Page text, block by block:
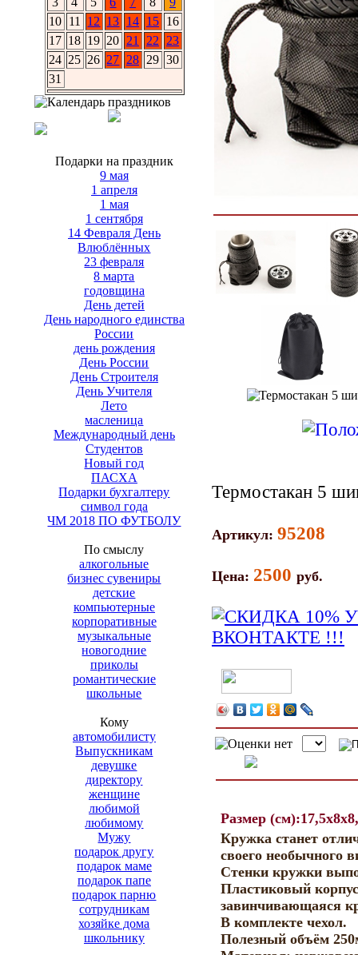
10 11 12 13 14 15 16
17 18 19 20 21 22
23
24 25 26 27 28 29 30
31
Подарки на праздник
9 мая
1 апреля
1 мая
1 сентября
14 Февраля День
Влюблённых
23 февраля
8 марта
годовщина
День детей
День народного единства
России
день рождения
День России
День Строителя
День Учителя
Лето
масленица
Международный день
Студентов
Новый год
ПАСХА
Подарки бухгалтеру
символ года
ЧМ 2018 ПО ФУТБОЛУ
По смыслу
алкогольные
бизнес сувениры
детские
компьютерные
корпоративные
музыкальные
новогодние
приколы
романтические
школьные
Кому
автомобилисту
Выпускникам
девушке
директору
женщине
любимой
любимому
Мужу
подарок другу
подарок маме
подарок папе
подарок парню
сотрудникам
хозяйке дома
школьнику
Термостакан 5
Артикул: 95208
Цена: 2500 руб.
Размер
Кружка станет
своего необычного
Стенки кружки
Пластиковый
завинчивающаяся
В комплекте чехол.
Полезный объём